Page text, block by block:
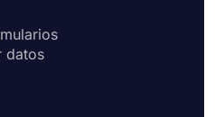
datos